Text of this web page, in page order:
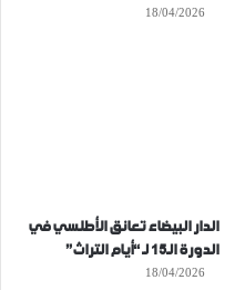
18/04/2026
الدار البيضاء تعانق الأطلسي في
الدورة الـ15 لـ “أيام التراث”
18/04/2026